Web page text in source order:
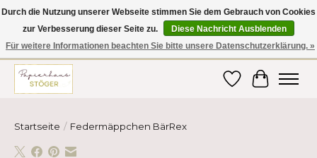
Hier finden Sie hochwertige Produkte im Bereich Schule, Büro, Papier,
Schreiben und vieles mehr! Erhalten Sie Ihre Bestellung bequem nach
Hause oder ins Büro geliefert!
Wunschzettel
Ihr
Startseite / Federmäppchen BärRex
Durch die Nutzung unserer Webseite stimmen Sie dem Gebrauch von Cookies
zur Verbesserung dieser Seite zu.
Diese Nachricht Ausblenden
Für weitere Informationen beachten Sie bitte unsere Datenschutzerklärung. »